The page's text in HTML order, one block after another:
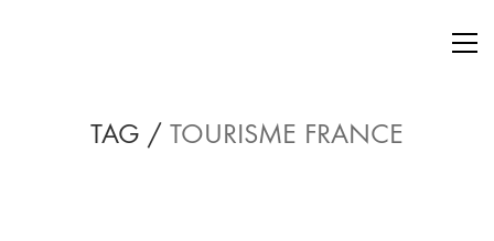
TAG / TOURISME FRANCE